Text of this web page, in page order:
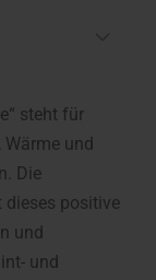
steht für
und
Die
positive
und
und